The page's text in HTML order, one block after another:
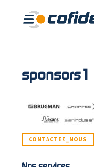
sponsors1
CONTACTEZ_NOUS